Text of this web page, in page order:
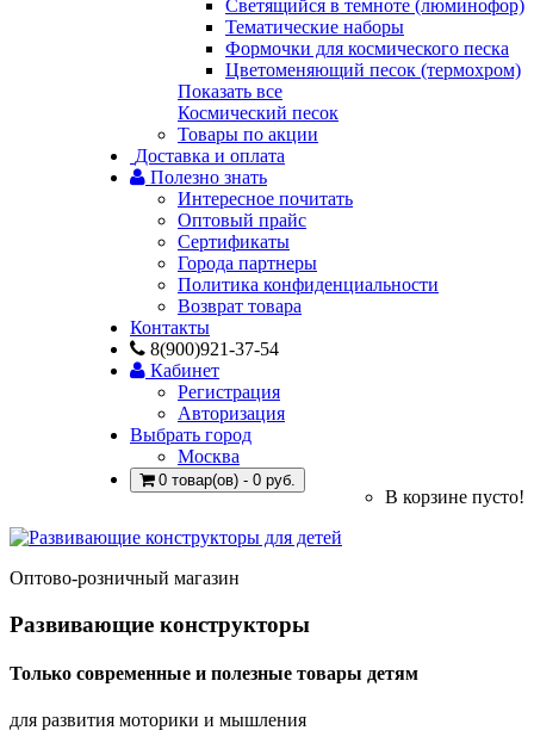
Светящийся в темноте (люминофор)
Тематические наборы
Формочки для космического песка
Цветоменяющий песок (термохром)
Показать все
Космический песок
Товары по акции
Доставка и оплата
Полезно знать
Интересное почитать
Оптовый прайс
Сертификаты
Города партнеры
Политика конфиденциальности
Возврат товара
Контакты
8(900)921-37-54
Кабинет
Регистрация
Авторизация
Выбрать город
Москва
0 товар(ов) - 0 руб.
В корзине пусто!
Оптово-розничный магазин
Развивающие конструкторы
Только современные и полезные товары детям
для развития моторики и мышления